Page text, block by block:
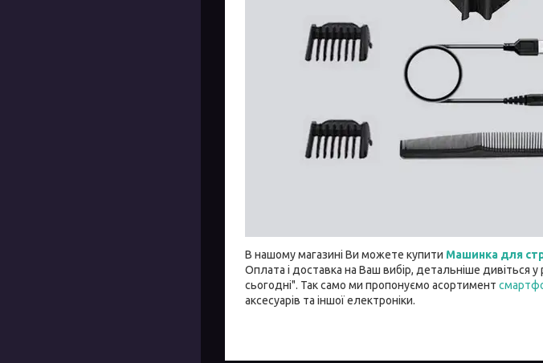
В нашому магазині Ви можете купити Машинка для
Оплата і доставка на Ваш вибір, детальніше дивіться у
сьогодні". Так само ми пропонуємо асортимент
аксесуарів та іншої електроніки.